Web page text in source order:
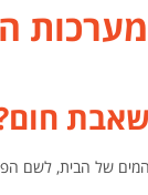
של הבית, לשם